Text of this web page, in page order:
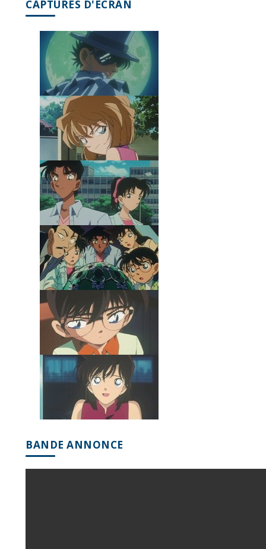
CAPTURES D'ÉCRAN
BANDE ANNONCE